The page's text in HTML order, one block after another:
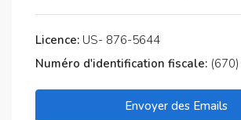
Licence: US- 876-5644
Numéro d'identification fiscale:
Envoyer des Emails